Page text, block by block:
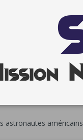
astronautes américains